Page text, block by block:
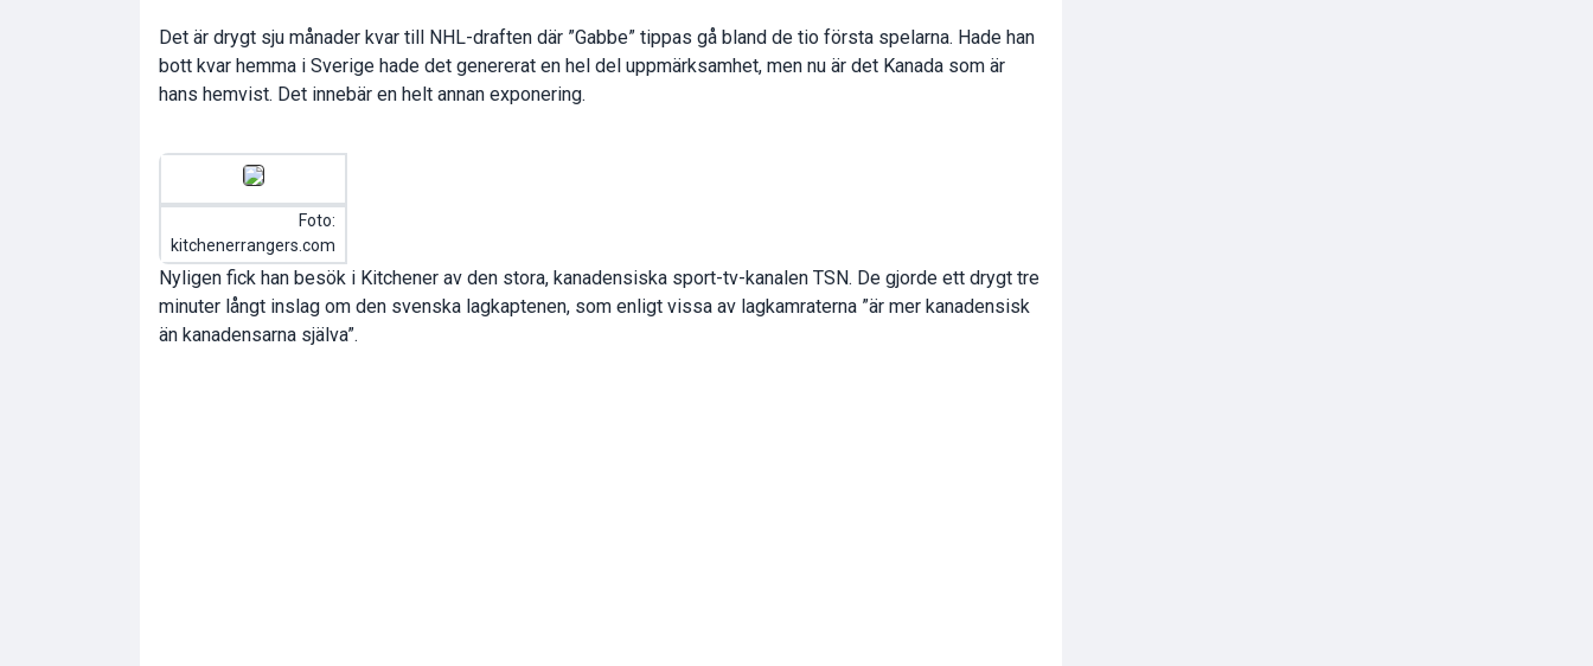
Det är drygt sju månader kvar till NHL-draften där ”Gabbe” tippas gå bland de tio första spelarna. Hade han
bott kvar hemma i Sverige hade det genererat en hel del uppmärksamhet, men nu är det Kanada som är
hans hemvist. Det innebär en helt annan exponering.
Foto:
kitchenerrangers.com
Nyligen fick han besök i Kitchener av den stora, kanadensiska sport-tv-kanalen TSN. De gjorde ett drygt tre
minuter långt inslag om den svenska lagkaptenen, som enligt vissa av lagkamraterna ”är mer kanadensisk
än kanadensarna själva”.